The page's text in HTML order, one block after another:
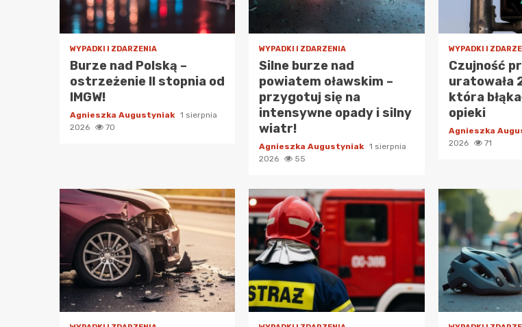
WYPADKI I ZDARZENIA
Burze nad Polską –
ostrzeżenie II stopnia od
IMGW!
Agnieszka Augustyniak 1 sierpnia
2026
70
WYPADKI I ZDARZENIA
Silne burze nad
powiatem oławskim –
przygotuj się na
intensywne opady i silny
wiatr!
Agnieszka Augustyniak 1 sierpnia
2026
55
WYPADKI I
Czujność
uratowała
która
opieki
Agnieszka
2026
71